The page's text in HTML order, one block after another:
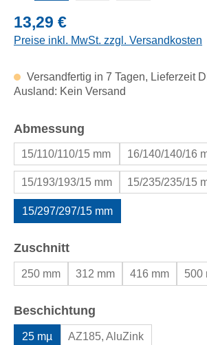
Regulärer Preis:
13,29 €
Preise inkl. MwSt. zzgl. Versandkosten
Versandfertig in 7 Tagen, Lieferzeit
Ausland: Kein Versand
Abmessung
15/110/110/15 mm 16/140/140/16
15/193/193/15 mm 15/235/235/15
15/297/297/15 mm
Zuschnittauswählen
250 mm 312 mm 416 mm 500
Beschichtung
25 mµ AZ185, AluZink